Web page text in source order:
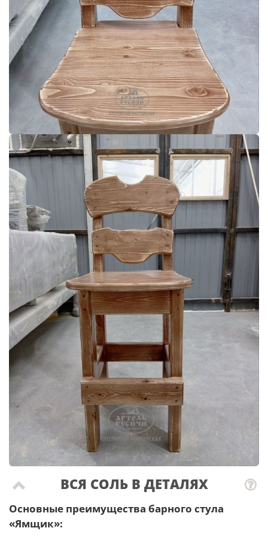
ВСЯ СОЛЬ В ДЕТАЛЯХ
Основные преимущества барного стула
«Ямщик»: